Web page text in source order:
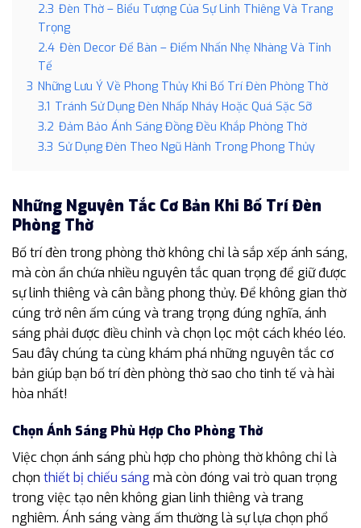
2.3 Đèn Thờ – Biểu Tượng Của Sự Linh Thiêng Và Trang
Trọng
2.4 Đèn Decor Để Bàn – Điểm Nhấn Nhẹ Nhàng Và Tinh
Tế
3 Những Lưu Ý Về Phong Thủy Khi Bố Trí Đèn Phòng Thờ
3.1 Tránh Sử Dụng Đèn Nhấp Nháy Hoặc Quá Sặc Sỡ
3.2 Đảm Bảo Ánh Sáng Đồng Đều Khắp Phòng Thờ
3.3 Sử Dụng Đèn Theo Ngũ Hành Trong Phong Thủy
Những Nguyên Tắc Cơ Bản Khi Bố Trí Đèn
Phòng Thờ
Bố trí đèn trong phòng thờ không chỉ là sắp xếp ánh sáng,
mà còn ẩn chứa nhiều nguyên tắc quan trọng để giữ được
sự linh thiêng và cân bằng phong thủy. Để không gian thờ
cúng trở nên ấm cúng và trang trọng đúng nghĩa, ánh
sáng phải được điều chỉnh và chọn lọc một cách khéo léo.
Sau đây chúng ta cùng khám phá những nguyên tắc cơ
bản giúp bạn bố trí đèn phòng thờ sao cho tinh tế và hài
hòa nhất!
Chọn Ánh Sáng Phù Hợp Cho Phòng Thờ
Việc chọn ánh sáng phù hợp cho phòng thờ không chỉ là
chọn thiết bị chiếu sáng mà còn đóng vai trò quan trọng
trong việc tạo nên không gian linh thiêng và trang
nghiêm. Ánh sáng vàng ấm thường là sự lựa chọn phổ